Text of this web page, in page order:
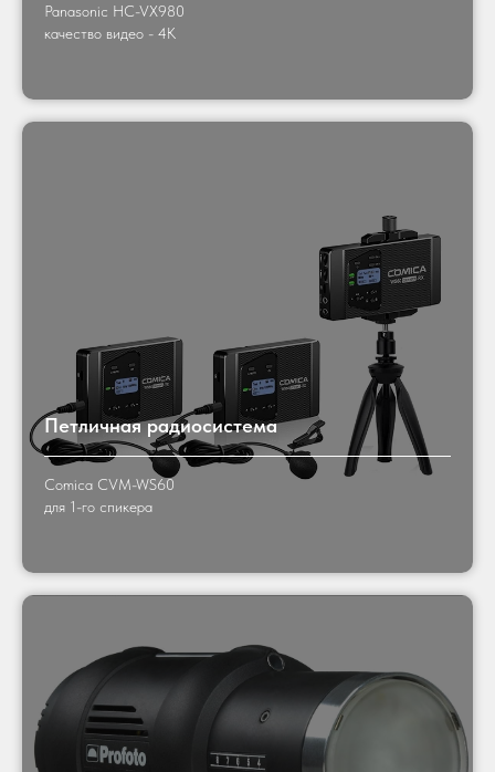
Panasonic HC-VX980
качество видео - 4K
Петличная радиосистема
Comica CVM-WS60
для 1-го спикера